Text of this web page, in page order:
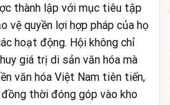
thành lập với mục tiêu tập
vệ quyền lợi hợp pháp của họ
hoạt động. Hội không chỉ
giá trị di sản văn hóa mà
văn hóa Việt Nam tiên tiến,
thời đóng góp vào kho